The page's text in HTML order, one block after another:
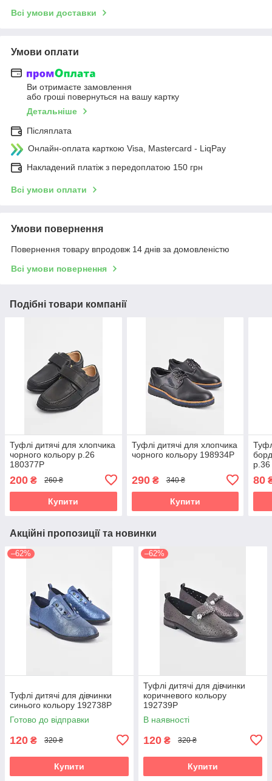
Всі умови доставки
Умови оплати
Ви отримаєте замовлення
або гроші повернуться на вашу картку
Детальніше
Післяплата
Онлайн-оплата карткою Visa, Mastercard - LiqPay
Накладений платіж з передоплатою 150 грн
Всі умови оплати
Умови повернення
Повернення товару впродовж 14 днів за домовленістю
Всі умови повернення
Подібні товари компанії
Туфлі дитячі для хлопчика
чорного кольору р.26
180377P
200 ₴ 260 ₴
Купити
Туфлі дитячі для хлопчика
чорного кольору 198934P
290₴ 340 ₴
Купити
80
Акційні пропозиції та новинки
–62%
Туфлі дитячі для дівчинки
синього кольору 192738P
Готово до відправки
120 ₴ 320 ₴
Купити
–62%
Туфлі дитячі для дівчинки
коричневого кольору
192739P
В наявності
120 ₴ 320 ₴
Купити